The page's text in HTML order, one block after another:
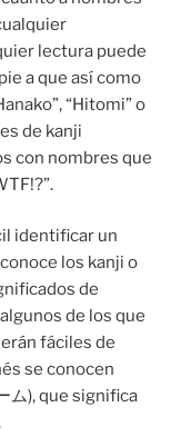
lectura puede
a que así como
“Hitomi” o
de kanji
con nombres que
identificar un
los kanji o
de
de los que
fáciles de
se conocen
ム), que significa